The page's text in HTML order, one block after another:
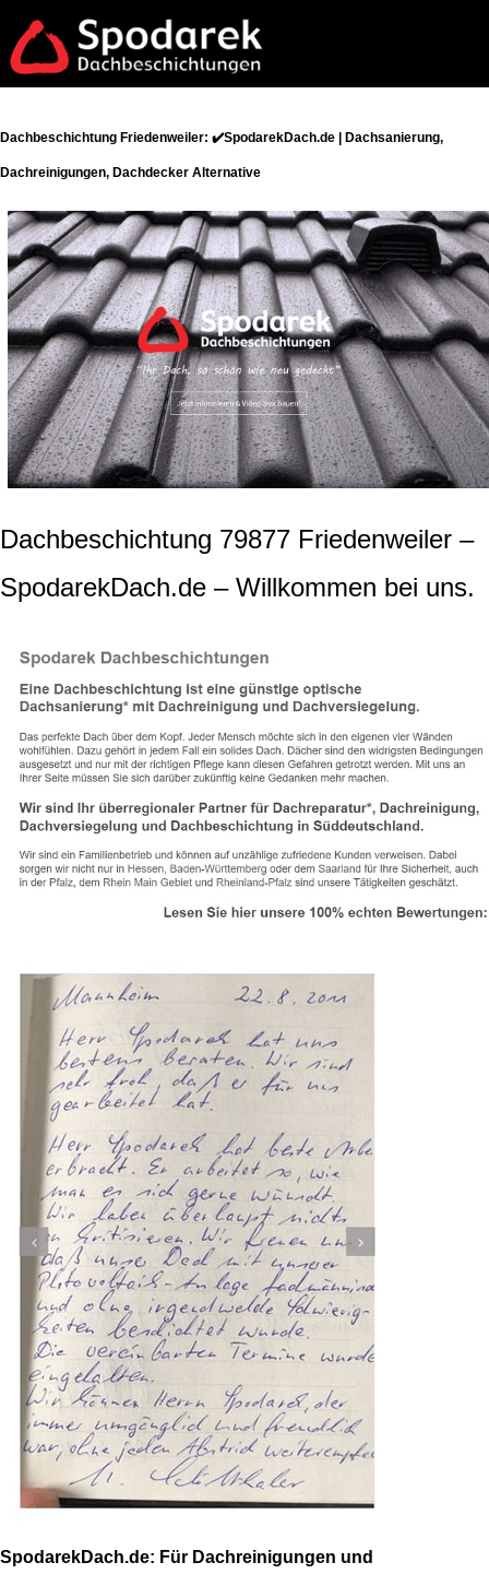
Dachbeschichtung Friedenweiler: ✔️SpodarekDach.de | Dachsanierung,
Dachreinigungen, Dachdecker Alternative
Dachbeschichtung 79877 Friedenweiler –
SpodarekDach.de – Willkommen bei uns.
SpodarekDach.de: Für Dachreinigungen und